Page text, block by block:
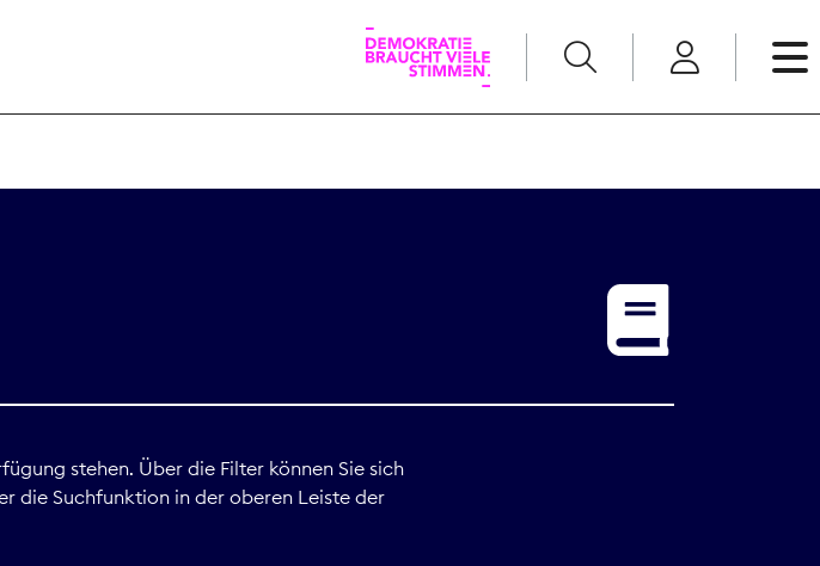
Print
stehen. Über die Filter können Sie sich
die Suchfunktion in der oberen Leiste der